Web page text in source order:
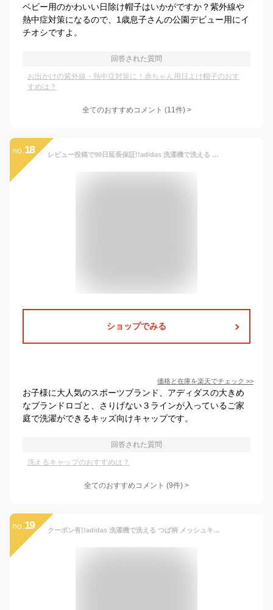
ベビー用のかわいい日除け帽子はいかがですか？紫外線や
熱中症対策になるので、1歳息子さんの公園デビュー用にイ
チオシですよ。
回答された質問
お出かけの紫外線・熱中症対策に！赤ちゃん用日よけ帽子のおす
すめは？
全てのおすすめコメント (11件) >
no. 18 レビュー投稿で90日延長保証!!adidas 洗濯機で洗える メッシュキャップ[UVカット][キッズ・ジュニア]54〜57cm 正規品 UV加工 吸汗速乾 メッシュ ロゴキャップ 野球帽 紫外線対策 日よけ 通学 小学生 中学生 子供用 男の子 春夏秋 アディダス 262-011401 メール便送料無料
ショップでみる
価格と在庫を楽天でチェック >>
お子様に大人気のスポーツブランド、アディダスの大きめ
なブランドロゴと、さりげない３ラインが入っているご家
庭で洗濯ができるキッズ向けキャップです。
回答された質問
洗えるキャップのおすすめは？
全てのおすすめコメント (9件) >
no. 19 クーポン有!!adidas 洗濯機で洗える つば柄 メッシュキャップ[キッズ・ジュニア]54〜57cm 正規品 吸汗速乾 メッシュ ロゴキャップ 野球帽 紫外線対策 UVケア 日よけ スポーツ 通学 野球 サッカー 小学生 中学生 子供用 男の子 春夏秋 アディダス 242-011400 メール便送料無料